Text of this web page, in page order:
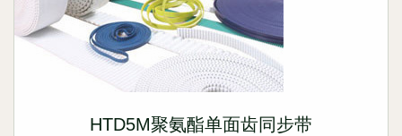
HTD5M聚氨酯单面齿同步带